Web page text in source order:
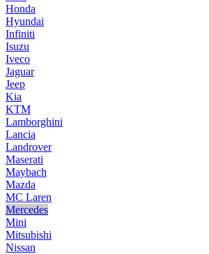
Honda
Hyundai
Infiniti
Isuzu
Iveco
Jaguar
Jeep
Kia
KTM
Lamborghini
Lancia
Landrover
Maserati
Maybach
Mazda
MC Laren
Mercedes
Mini
Mitsubishi
Nissan